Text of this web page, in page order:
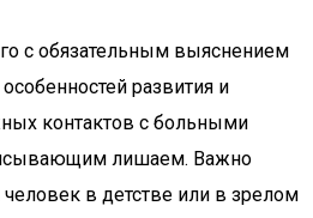
с обязательным выяснением
развития и
контактов с больными
лишаем. Важно
в детстве или в зрелом